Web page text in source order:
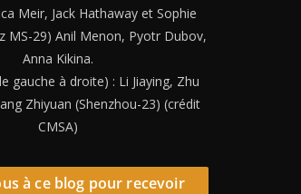
Meir, Jack Hathaway et Sophie
MS-29) Anil Menon, Pyotr Dubov,
Anna Kikina.
gauche à droite) : Li Jiaying, Zhu
Zhiyuan (Shenzhou-23) (crédit
CMSA)
à ce blog pour recevoir